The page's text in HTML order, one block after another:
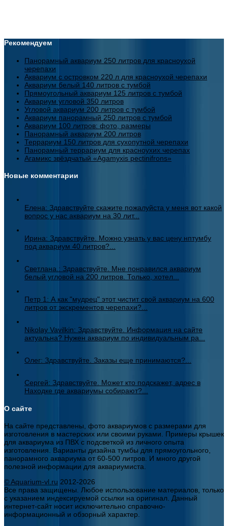
Рекомендуем
Панорамный аквариум 250 литров для красноухой
черепахи
Аквариум с островком 220 л для красноухой черепахи
Аквариум белый 140 литров с тумбой
Прямоугольный аквариум 125 литров с тумбой
Аквариум угловой 350 литров
Угловой аквариум 200 литров с тумбой
Аквариум панорамный 250 литров с тумбой
Аквариум 100 литров: фото, размеры
Панорамный аквариум 200 литров
Террариум 150 литров для сухопутной черепахи
Панорамный террариум для красноухих черепах
Агамикс звёздчатый «Agamyxis pectinifrons»
Новые комментарии
Елена: Здравствуйте скажите пожалуйста у меня вот какой
вопрос у нас аквариум на 30 лит...
Ирина: Здравствуйте. Можно узнать у вас цену нптумбу
под аквариум 40 литров?...
Светлана.: Здравствуйте. Мне понравился аквариум
белый угловой на 200 литров. Только, хотел...
Петр 1: А как "мудрец" этот чистит свой аквариум на 600
литров от экскрементов черепахи?...
Nikolay Vavilkin: Здравствуйте. Информация на сайте
актуальна? Нужен аквариум по индивидуальным ра...
Олег: Здравствуйте. Заказы еще принимаются?...
Сергей: Здравствуйте. Может кто подскажет, адрес в
Находке где аквариумы собирают?...
О сайте
На сайте представлены, фото аквариумов с размерами для
изготовления в мастерских или своими руками. Примеры крышек
для аквариума из ПВХ с подсветкой из личного опыта
изготовления. Варианты дизайна тумбы для прямоугольного,
панорамного аквариума от 60-500 литров. И много другой
полезной информации для аквариумиста.
© Aquarium-vl.ru 2012-2026
Все права защищены. Любое использование материалов, только
с указанием индексируемой ссылки на оригинал. Данный
интернет-сайт носит исключительно справочно-
информационный и обзорный характер.